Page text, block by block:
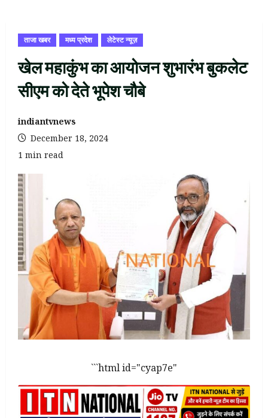
ताजा खबर मध्य प्रदेश लेटेस्ट न्यूज़
खेल महाकुंभ का आयोजन शुभारंभ बुकलेट
सीएम को देते भूपेश चौबे
indiantvnews
December 18, 2024
1 min read
```html id="cyap7e"